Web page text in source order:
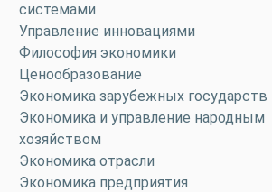
системами
Управление инновациями
Философия экономики
Ценообразование
Экономика зарубежных государств
Экономика и управление народным
хозяйством
Экономика отрасли
Экономика предприятия